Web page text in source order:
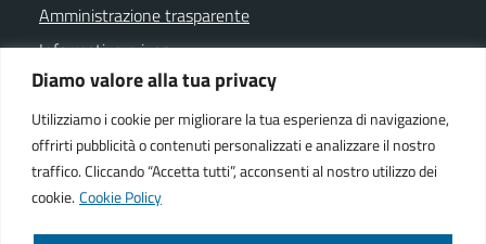
Diamo valore alla tua privacy
Utilizziamo i cookie per migliorare la tua esperienza di navigazione,
offrirti pubblicità o contenuti personalizzati e analizzare il nostro
traffico. Cliccando “Accetta tutti”, acconsenti al nostro utilizzo dei
cookie. Cookie Policy
Amministrazione trasparente
Informativa privacy
Note legali
Dichiarazione di accessibilità
Cookie policy